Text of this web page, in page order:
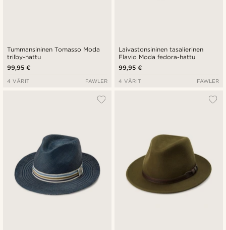
Tummansininen Tomasso Moda
trilby-hattu
99,95 €
4 VÄRIT FAWLER
Laivastonsininen tasalierinen
Flavio Moda fedora-hattu
99,95 €
4 VÄRIT FAWLER